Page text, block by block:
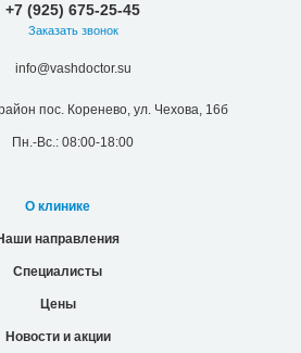
+7 (925) 675-25-45
Заказать звонок
info@vashdoctor.su
пос. Коренево, ул. Чехова, 16б
Пн.-Вс.: 08:00-18:00
О клинике
направления
Специалисты
Цены
Новости и акции